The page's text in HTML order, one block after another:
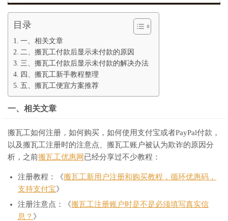
目录
一、相关文章
二、搬瓦工付款后显示未付款的原因
三、搬瓦工付款后显示未付款的解决办法
四、搬瓦工新手教程整理
五、搬瓦工便宜方案推荐
一、相关文章
搬瓦工如何注册，如何购买，如何使用支付宝或者PayPal付款，
以及搬瓦工注册时的注意点、搬瓦工账户被认为欺诈的原因分
析，之前搬瓦工优惠网 已经分享过不少教程：
注册教程：《搬瓦工新用户注册和购买教程，循环优惠码，
支持支付宝》
注册注意点：《搬瓦工注册账户时是不是必须填写真实信
息？ 》